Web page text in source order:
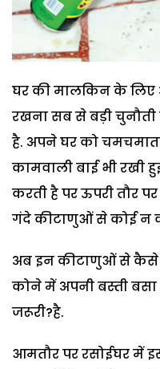
घर की मालकिन के
रखना सब से बड़ी चुनौती
है. अपने घर को
कामवाली बाई भी रखी
करती है पर ऊपरी तौर
गंदे कीटाणुओं से कोई न
अब इन कीटाणुओं से कैसे
कोने में अपनी बस्ती
जरूरी?है.
आमतौर पर रसोईघर में